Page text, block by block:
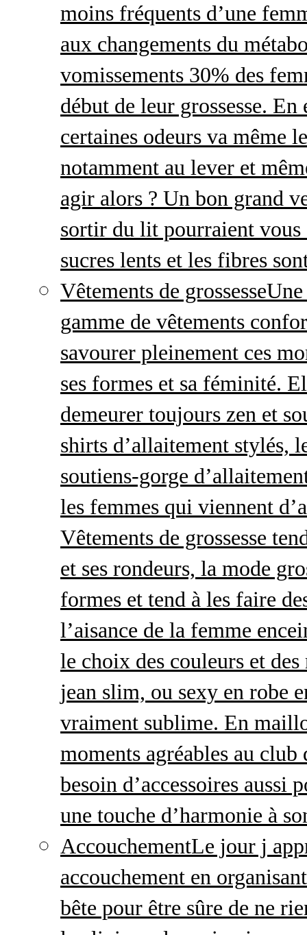
moins fréquents d’une
aux changements du
vomissements 30% des
début de leur grossesse.
certaines odeurs va même
notamment au lever et
agir alors ? Un bon grand
sortir du lit pourraient vous
sucres lents et les fibres
Vêtements de grossesseUne
gamme de vêtements
savourer pleinement ces
ses formes et sa féminité.
demeurer toujours zen et
shirts d’allaitement stylés,
soutiens-gorge
les femmes qui viennent
Vêtements de grossesse
et ses rondeurs, la mode
formes et tend à les faire
l’aisance de la femme
le choix des couleurs et
jean slim, ou sexy en robe
vraiment sublime. En
moments agréables au
besoin d’accessoires aussi
une touche d’harmonie à
AccouchementLe jour j
accouchement en
bête pour être sûre de ne